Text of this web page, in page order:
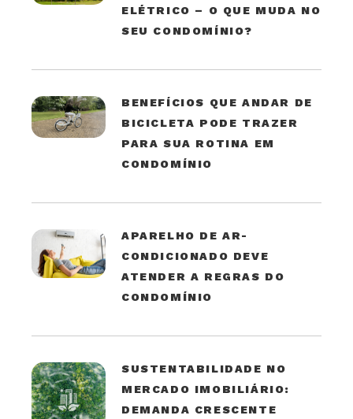
ELÉTRICO – O QUE MUDA NO
SEU CONDOMÍNIO?
BENEFÍCIOS QUE ANDAR DE
BICICLETA PODE TRAZER
PARA SUA ROTINA EM
CONDOMÍNIO
APARELHO DE AR-
CONDICIONADO DEVE
ATENDER A REGRAS DO
CONDOMÍNIO
SUSTENTABILIDADE NO
MERCADO IMOBILIÁRIO:
DEMANDA CRESCENTE